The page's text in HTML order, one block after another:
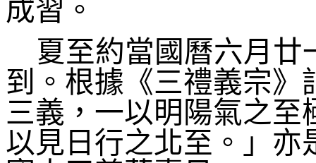
成習。
夏至約當國曆六月
到。根據《三禮義宗》
三義，一以明陽氣之至
以見日行之北至。」亦